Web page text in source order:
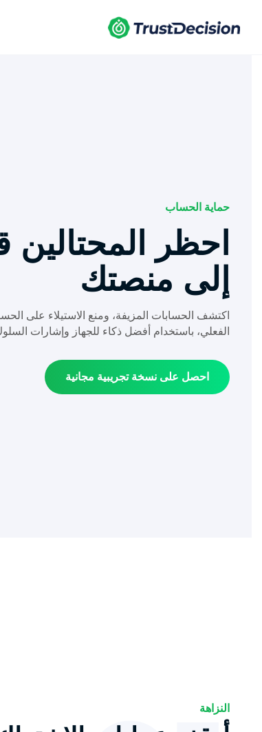
حماية الحساب
احظر
إلى منصتك
اكتشف الحسابات المزيفة، ومنع الاستيلاء على
الفعلي، باستخدام أفضل ذكاء للجهاز وإشارات
احصل على نسخة تجريبية مجانية
النزاهة